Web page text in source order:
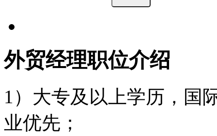
外贸经理职位介绍
1）大专及以上学历，国
业优先；